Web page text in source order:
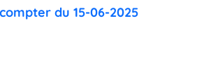
du 15-06-2025